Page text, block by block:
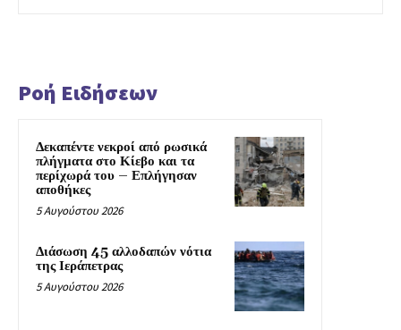
Ροή Ειδήσεων
Δεκαπέντε νεκροί από ρωσικά
πλήγματα στο Κίεβο και τα
περίχωρά του – Επλήγησαν
αποθήκες
5 Αυγούστου 2026
Διάσωση 45 αλλοδαπών νότια
της Ιεράπετρας
5 Αυγούστου 2026